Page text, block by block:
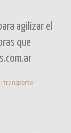
agilizar el
que
transporte